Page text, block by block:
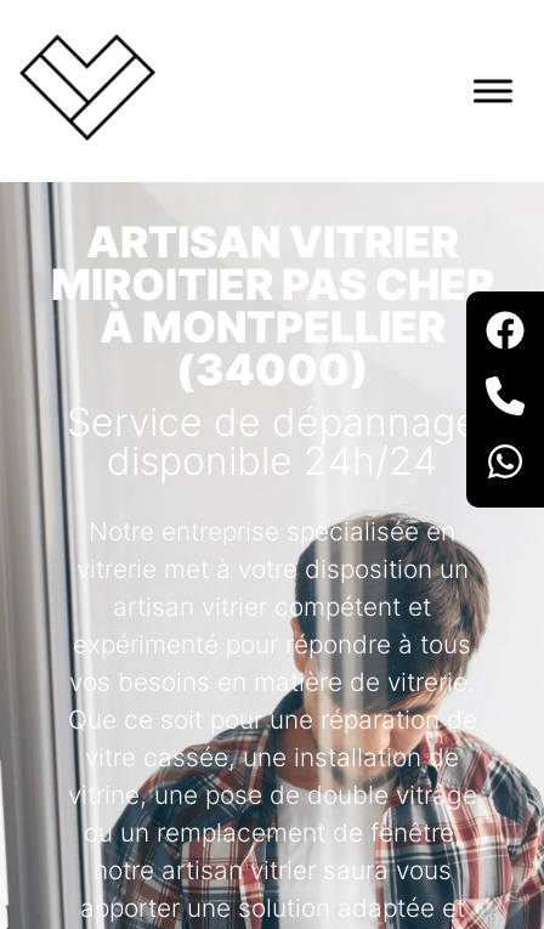
ARTISAN VITRIER
MIROITIER PAS CHER
À MONTPELLIER
(34000)
Service de dépannage
disponible 24h/24
Notre entreprise spécialisée en
vitrerie met à votre disposition un
artisan vitrier compétent et
expérimenté pour répondre à tous
vos besoins en matière de vitrerie.
Que ce soit pour une réparation de
vitre cassée, une installation de
vitrine, une pose de double vitrage
ou un remplacement de fenêtre,
notre artisan vitrier saura vous
apporter une solution adaptée et